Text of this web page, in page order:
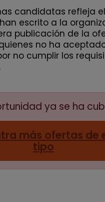
candidatas refleja
escrito a la
publicación de la
no ha
no cumplir los
ya se ha
más ofertas de
tipo